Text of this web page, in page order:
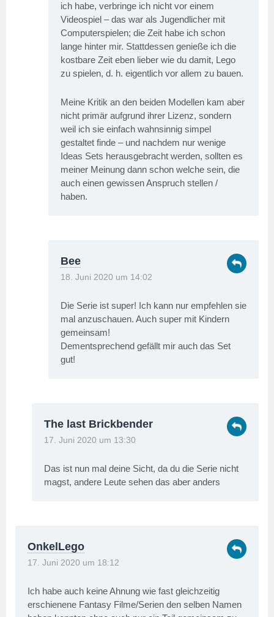
ich habe, verbringe ich nicht vor einem
Videospiel – das war als Jugendlicher mit
Computerspielen; die Zeit habe ich schon
lange hinter mir. Stattdessen genieße ich die
kostbare Zeit eben lieber wie du damit, Lego
zu spielen, d. h. eigentlich vor allem zu bauen.
Meine Kritik an den beiden Modellen kam aber
nicht primär aufgrund ihrer Lizenz, sondern
weil ich sie einfach wahnsinnig simpel
gestaltet finde – und nachdem nur wenige
Ideas Sets herausgebracht werden, sollten es
meiner Meinung dann schon welche sein, die
auch einen gewissen Anspruch stellen /
haben.
Bee
18. Juni 2020 um 14:02
Die Serie ist super! Ich kann nur empfehlen sie
mal anzuschauen. Auch super mit Kindern
gemeinsam!
Dementsprechend gefällt mir auch das Set
gut!
The last Brickbender
17. Juni 2020 um 13:30
Das ist nun mal deine Sicht, da du die Serie nicht
magst, andere Leute sehen das aber anders
OnkelLego
17. Juni 2020 um 18:12
Ich habe auch keine Ahnung wie fast gleichzeitig
erschienene Fantasy Filme/Serien den selben Namen